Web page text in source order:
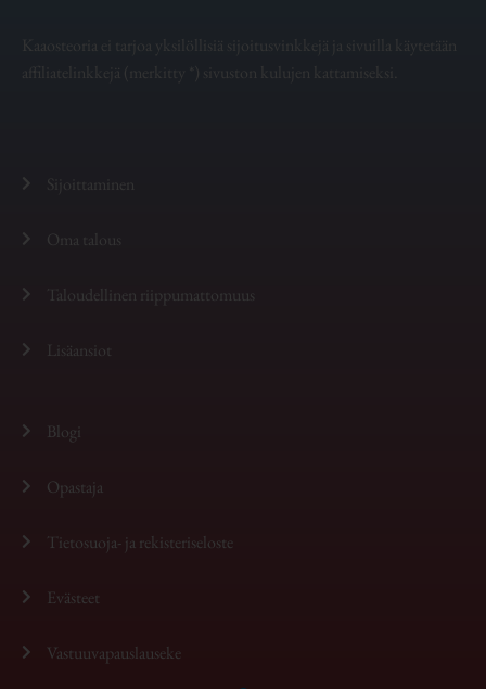
Kaaosteoria ei tarjoa yksilöllisiä sijoitusvinkkejä ja sivuilla käytetään
affiliatelinkkejä (merkitty *) sivuston kulujen kattamiseksi.
Sijoittaminen
Oma talous
Taloudellinen riippumattomuus
Lisäansiot
Blogi
Opastaja
Tietosuoja- ja rekisteriseloste
Evästeet
Vastuuvapauslauseke